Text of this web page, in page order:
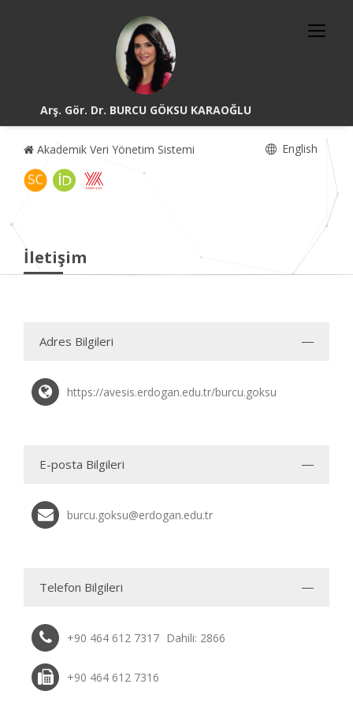
Arş. Gör. Dr. BURCU GÖKSU KARAOĞLU
Akademik Veri Yönetim Sistemi English
İletişim
Adres Bilgileri
https://avesis.erdogan.edu.tr/burcu.goksu
E-posta Bilgileri
burcu.goksu@erdogan.edu.tr
Telefon Bilgileri
+90 464 612 7317 Dahili: 2866
+90 464 612 7316